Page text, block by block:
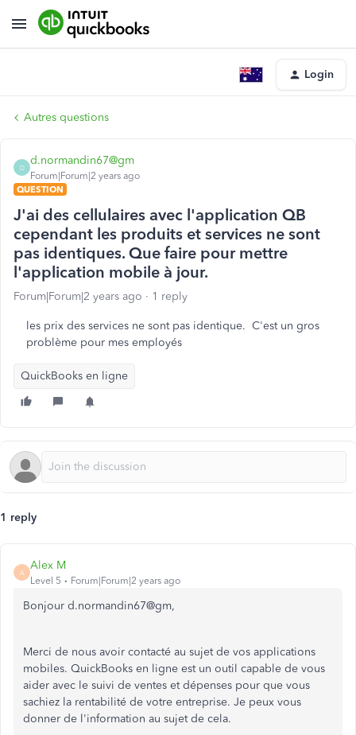
Login
Autres questions
D
d.normandin67@gm
Forum|Forum|2 years ago
QUESTION
J'ai des cellulaires avec l'application QB
cependant les produits et services ne sont
pas identiques. Que faire pour mettre
l'application mobile à jour.
Forum|Forum|2 years ago 1 reply
les prix des services ne sont pas identique. C'est un gros
problème pour mes employés
QuickBooks en ligne
1 reply
A
Alex M
Level 5 Forum|Forum|2 years ago
Bonjour d.normandin67@gm,
Merci de nous avoir contacté au sujet de vos applications
mobiles. QuickBooks en ligne est un outil capable de vous
aider avec le suivi de ventes et dépenses pour que vous
sachiez la rentabilité de votre entreprise. Je peux vous
donner de l'information au sujet de cela.